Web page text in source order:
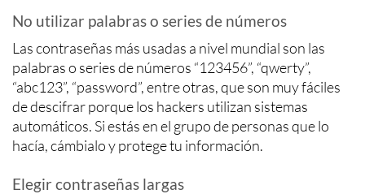
No utilizar palabras o series de números
Las contraseñas más usadas a nivel mundial son las
palabras o series de números “123456”, “qwerty”,
“abc123”, “password”, entre otras, que son muy fáciles
de descifrar porque los hackers utilizan sistemas
automáticos. Si estás en el grupo de personas que lo
hacía, cámbialo y protege tu información.
Elegir contraseñas largas